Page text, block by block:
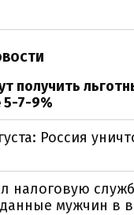
получить
5-7-9%
Россия
налоговую
мужчин в